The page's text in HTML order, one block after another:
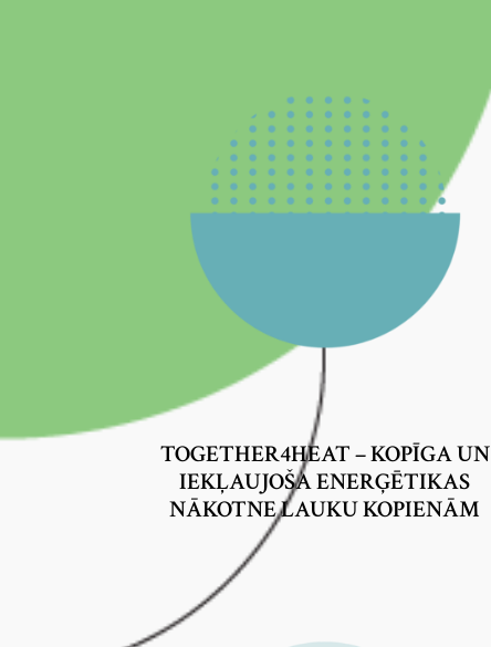
TOGETHER4HEAT – KOPĪGA UN
IEKĻAUJOŠA ENERĢĒTIKAS
NĀKOTNE LAUKU KOPIENĀM